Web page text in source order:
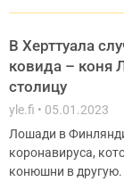
В Херттуала
ковида – коня
столицу
yle.fi
05.01.2023
Лошади в
коронавируса,
конюшни в другую.